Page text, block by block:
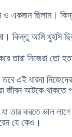
ও একজন ছিলাম।
কিন্তু আমি খুহসি
করে তারা নিজেরা তো
এই ধারনা নিজেদের
জীবন আটকে থাকতে
তার করতে ভাল
যে কেও।